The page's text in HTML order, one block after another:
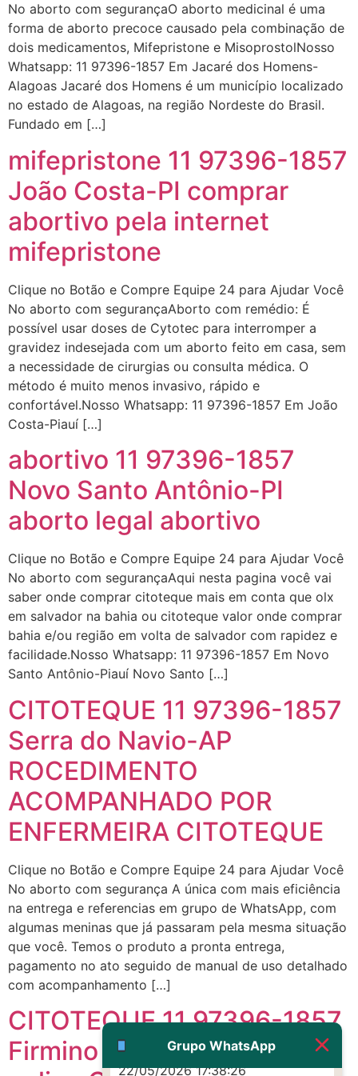
No aborto com segurançaO aborto medicinal é uma
forma de aborto precoce causado pela combinação de
dois medicamentos, Mifepristone e MisoprostolNosso
Whatsapp: 11 97396-1857 Em Jacaré dos Homens-
Alagoas Jacaré dos Homens é um município localizado
no estado de Alagoas, na região Nordeste do Brasil.
Fundado em […]
mifepristone 11 97396-1857
João Costa-PI comprar
abortivo pela internet
mifepristone
Clique no Botão e Compre Equipe 24 para Ajudar Você
No aborto com segurançaAborto com remédio: É
possível usar doses de Cytotec para interromper a
gravidez indesejada com um aborto feito em casa, sem
a necessidade de cirurgias ou consulta médica. O
método é muito menos invasivo, rápido e
confortável.Nosso Whatsapp: 11 97396-1857 Em João
Costa-Piauí […]
abortivo 11 97396-1857
Novo Santo Antônio-PI
aborto legal abortivo
Clique no Botão e Compre Equipe 24 para Ajudar Você
No aborto com segurançaAqui nesta pagina você vai
saber onde comprar citoteque mais em conta que olx
em salvador na bahia ou citoteque valor onde comprar
bahia e/ou região em volta de salvador com rapidez e
facilidade.Nosso Whatsapp: 11 97396-1857 Em Novo
Santo Antônio-Piauí Novo Santo […]
CITOTEQUE 11 97396-1857
Serra do Navio-AP
ROCEDIMENTO
ACOMPANHADO POR
ENFERMEIRA CITOTEQUE
Clique no Botão e Compre Equipe 24 para Ajudar Você
No aborto com segurança A única com mais eficiência
na entrega e referencias em grupo de WhatsApp, com
algumas meninas que já passaram pela mesma situação
que você. Temos o produto a pronta entrega,
pagamento no ato seguido de manual de uso detalhado
com acompanhamento […]
CITOTEQUE 11 97396-1857
Firmino Alves-BA compra
Grupo WhatsApp
... (1998989**** em
http://www.proaborto.com)
"só de ter dúvida já é uma
22/05/2026 16:35:20
Helly
(1999997****
em http://www.proaborto.com)
Eu estou preparada em varias
áreas mas psicologicamente p ter
22/05/2026 17:09:20
Helly
(1999997****
em http://www.proaborto.com)
Entao q seja
22/05/2026 17:09:25
G (1199866**** em
http://www.proaborto.com)
Mulheres vocês sabem dizer
quem já tomou os remédio se
depois que para de menstruar
começa a sair um líquido
transparente, se é normal ?
22/05/2026 17:10:05
(879121**** em
http://www.proaborto.com)
Deve ser normal
22/05/2026 17:19:15
(879121**** em
http://www.proaborto.com)
Eu acho, não sei
22/05/2026 17:19:16
(879121**** em
http://www.proaborto.com)
Deve ser um corrimento normal
mesmo
22/05/2026 17:19:47
http://www.proaborto.com)
Muito obrigadaaaaa
22/05/2026 17:38:26